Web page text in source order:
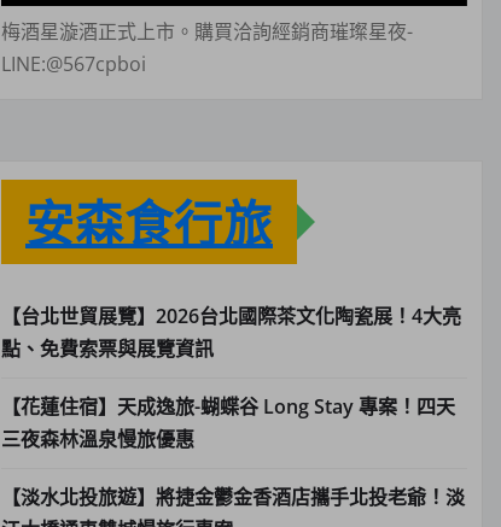
梅酒星漩酒正式上市。購買洽詢經銷商璀璨星夜-
LINE:@567cpboi
安森食行旅
【台北世貿展覽】2026台北國際茶文化陶瓷展！4大亮
點、免費索票與展覽資訊
【花蓮住宿】天成逸旅-蝴蝶谷 Long Stay 專案！四天
三夜森林溫泉慢旅優惠
【淡水北投旅遊】將捷金鬱金香酒店攜手北投老爺！淡